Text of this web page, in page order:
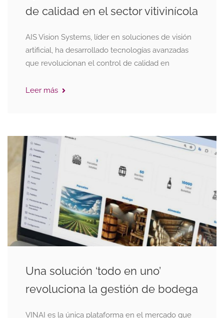
de calidad en el sector vitivinícola
AIS Vision Systems, líder en soluciones de visión
artificial, ha desarrollado tecnologías avanzadas
que revolucionan el control de calidad en
Leer más
Una solución ‘todo en uno’
revoluciona la gestión de bodega
VINAI es la única plataforma en el mercado que